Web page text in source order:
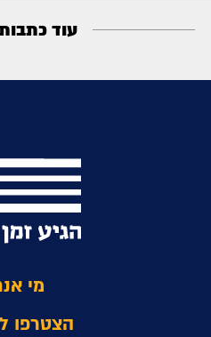
עוד
מי
הצטרפו